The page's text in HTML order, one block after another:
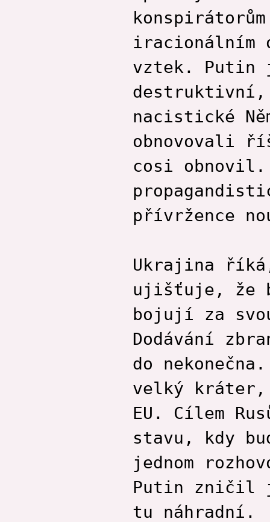
iracionálním
vztek. Putin
destruktivní,
nacistické
obnovovali
cosi obnovil.
přívržence
Ukrajina
ujišťuje, že
bojují za
Dodávání
do
velký kráter,
EU. Cílem
stavu, kdy
jednom
Putin zničil
tu náhradní.